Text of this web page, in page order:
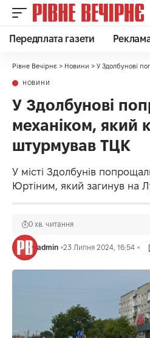
Передплата газети
Рівне Вечірнє > Новини > У Здолбунові
НОВИНИ
У Здолбунові
механіком, який
штурмував ТЦК
У місті Здолбунів
Юртіним, який загинув на
admin 23 Липня 2024, 16:54
0 хв. читання